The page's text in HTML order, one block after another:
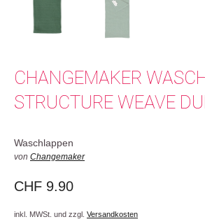
CHANGEMAKER
STRUCTURE WEAVE
Waschlappen
von Changemaker
CHF 9.90
inkl. MWSt. und zzgl. Versandkosten